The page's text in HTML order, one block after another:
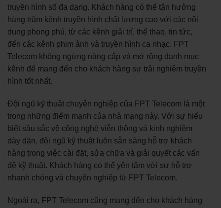
truyền hình số đa dạng. Khách hàng có thể tận hưởng
hàng trăm kênh truyền hình chất lượng cao với các nội
dung phong phú, từ các kênh giải trí, thể thao, tin tức,
đến các kênh phim ảnh và truyền hình ca nhạc. FPT
Telecom không ngừng nâng cấp và mở rộng danh mục
kênh để mang đến cho khách hàng sự trải nghiệm truyền
hình tốt nhất.
Đội ngũ kỹ thuật chuyên nghiệp của FPT Telecom là một
trong những điểm mạnh của nhà mạng này. Với sự hiểu
biết sâu sắc về công nghệ viễn thông và kinh nghiệm
dày dặn, đội ngũ kỹ thuật luôn sẵn sàng hỗ trợ khách
hàng trong việc cài đặt, sửa chữa và giải quyết các vấn
đề kỹ thuật. Khách hàng có thể yên tâm với sự hỗ trợ
nhanh chóng và chuyên nghiệp từ FPT Telecom.
Ngoài ra, FPT Telecom cũng mang đến cho khách hàng